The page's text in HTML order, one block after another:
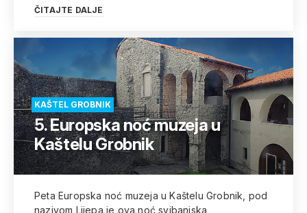
ČITAJTE DALJE
KAŠTEL GROBNIK
5. Europska noć muzeja u
Kaštelu Grobnik
Peta Europska noć muzeja u Kaštelu Grobnik, pod
nazivom Lijepa je ova noć svibanjska,